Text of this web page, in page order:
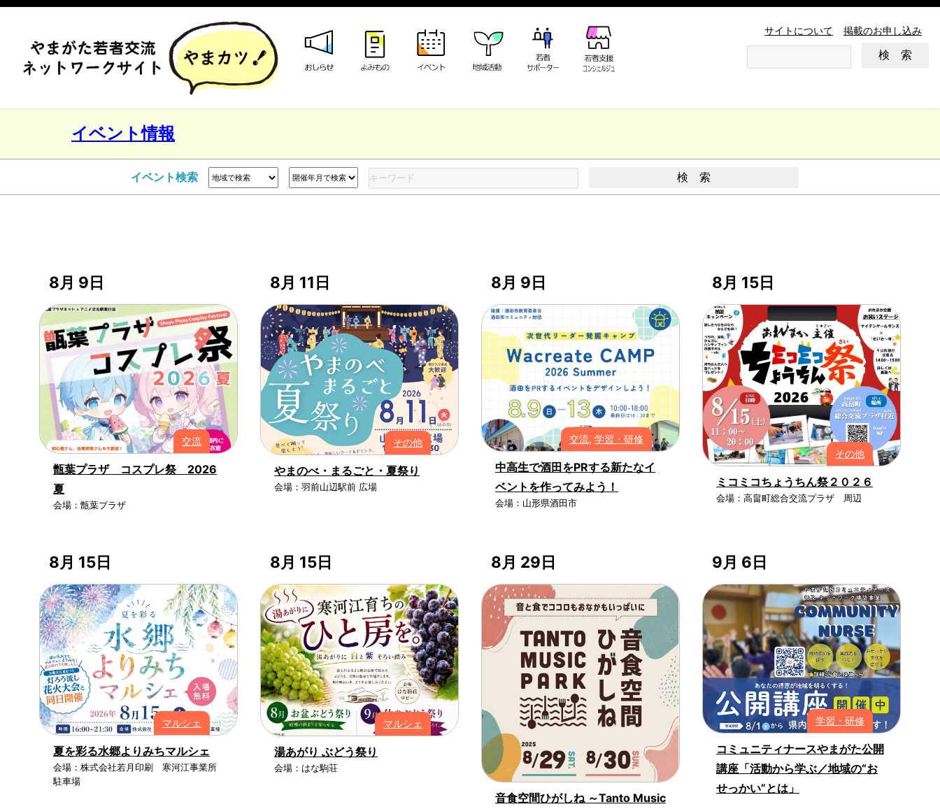
サイトについて 掲載のお申し込み
イベント情報
イベント検索
8月 9日
交流
甑葉プラザ コスプレ祭 2026
夏
会場：甑葉プラザ
8月 11日
その他
やまのべ・まるごと・夏祭り
会場：羽前山辺駅前 広場
8月 9日
交流, 学習・研修
中高生で酒田をPRする新たなイ
ベントを作ってみよう！
会場：山形県酒田市
8月 15日
その他
ミコミコちょうちん祭２０２６
会場：高畠町総合交流プラザ 周辺
8月 15日
マルシェ
夏を彩る水郷よりみちマルシェ
会場：株式会社若月印刷 寒河江事業所
駐車場
8月 15日
マルシェ
湯あがり ぶどう祭り
会場：はな駒荘
8月 29日
音食空間ひがしね ～Tanto Music
9月 6日
学習・研修
コミュニティナースやまがた公開
講座「活動から学ぶ／地域の“お
せっかい”とは」